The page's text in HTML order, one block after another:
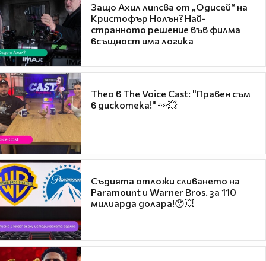
Защо Ахил липсва от „Одисей“ на
Кристофър Нолън? Най-
странното решение във филма
всъщност има логика
Theo в The Voice Cast: "Правен съм
в дискотека!" 👀💥
Съдията отложи сливането на
Paramount и Warner Bros. за 110
милиарда долара!😯💥